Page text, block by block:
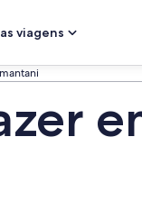
viagens